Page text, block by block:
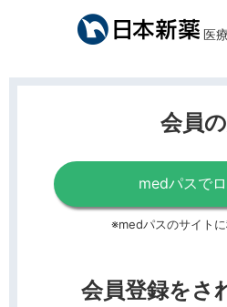
医
会員
medパスで
※medパスのサイトに
会員登録をさ